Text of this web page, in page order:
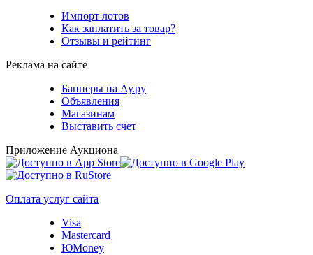
Импорт лотов
Как заплатить за товар?
Отзывы и рейтинг
Реклама на сайте
Баннеры на Ау.ру
Объявления
Магазинам
Выставить счет
Приложение Аукциона
Оплата услуг сайта
Visa
Mastercard
ЮMoney